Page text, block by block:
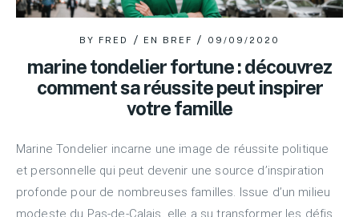
BY FRED EN BREF 09/09/2020
marine tondelier fortune : découvrez
comment sa réussite peut inspirer
votre famille
Marine Tondelier incarne une image de réussite politique
et personnelle qui peut devenir une source d’inspiration
profonde pour de nombreuses familles. Issue d’un milieu
modeste du Pas-de-Calais, elle a su transformer les défis